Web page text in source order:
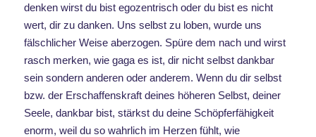
denken wirst du bist egozentrisch oder du bist es nicht
wert, dir zu danken. Uns selbst zu loben, wurde uns
fälschlicher Weise aberzogen. Spüre dem nach und wirst
rasch merken, wie gaga es ist, dir nicht selbst dankbar
sein sondern anderen oder anderem. Wenn du dir selbst
bzw. der Erschaffenskraft deines höheren Selbst, deiner
Seele, dankbar bist, stärkst du deine Schöpferfähigkeit
enorm, weil du so wahrlich im Herzen fühlt, wie